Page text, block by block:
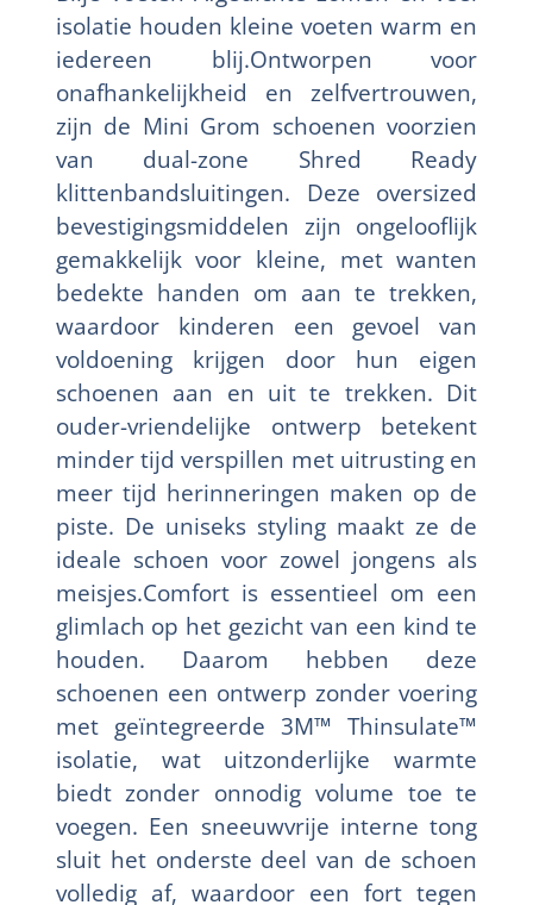
isolatie houden kleine voeten warm en
iedereen blij.Ontworpen voor
onafhankelijkheid en zelfvertrouwen,
zijn de Mini Grom schoenen voorzien
van dual-zone Shred Ready
klittenbandsluitingen. Deze oversized
bevestigingsmiddelen zijn ongelooflijk
gemakkelijk voor kleine, met wanten
bedekte handen om aan te trekken,
waardoor kinderen een gevoel van
voldoening krijgen door hun eigen
schoenen aan en uit te trekken. Dit
ouder-vriendelijke ontwerp betekent
minder tijd verspillen met uitrusting en
meer tijd herinneringen maken op de
piste. De uniseks styling maakt ze de
ideale schoen voor zowel jongens als
meisjes.Comfort is essentieel om een
glimlach op het gezicht van een kind te
houden. Daarom hebben deze
schoenen een ontwerp zonder voering
met geïntegreerde 3M™ Thinsulate™
isolatie, wat uitzonderlijke warmte
biedt zonder onnodig volume toe te
voegen. Een sneeuwvrije interne tong
sluit het onderste deel van de schoen
volledig af, waardoor een fort tegen